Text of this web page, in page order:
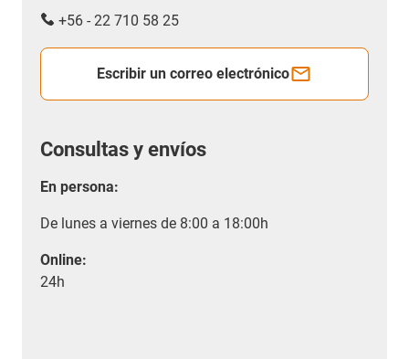
+56 - 22 710 58 25
Escribir un correo electrónico
Consultas y envíos
En persona:
De lunes a viernes de 8:00 a 18:00h
Online:
24h